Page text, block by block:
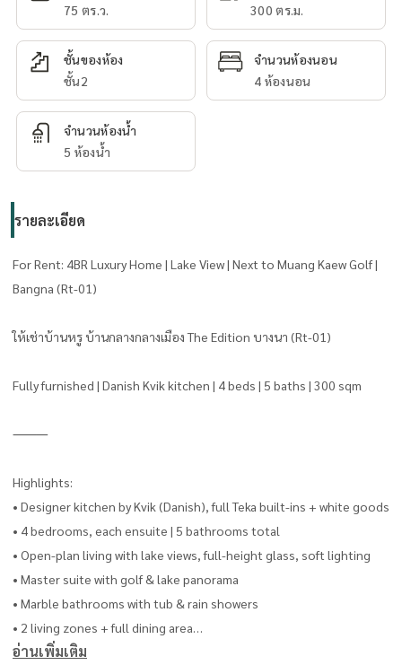
75 ตร.ว.
300 ตร.ม.
ชั้นของห้อง
ชั้น2
จำนวนห้องนอน
4 ห้องนอน
จำนวนห้องน้ำ
5 ห้องน้ำ
รายละเอียด
For Rent: 4BR Luxury Home | Lake View | Next to Muang Kaew Golf |
Bangna (Rt-01)
ให้เช่าบ้านหรู บ้านกลางกลางเมือง The Edition บางนา (Rt-01)
Fully furnished | Danish Kvik kitchen | 4 beds | 5 baths | 300 sqm
⸻
Highlights:
• Designer kitchen by Kvik (Danish), full Teka built-ins + white goods
• 4 bedrooms, each ensuite | 5 bathrooms total
• Open-plan living with lake views, full-height glass, soft lighting
• Master suite with golf & lake panorama
• Marble bathrooms with tub & rain showers
• 2 living zones + full dining area
• Fully air-conditioned, custom furniture, blackout curtains
อ่านเพิ่มเติม